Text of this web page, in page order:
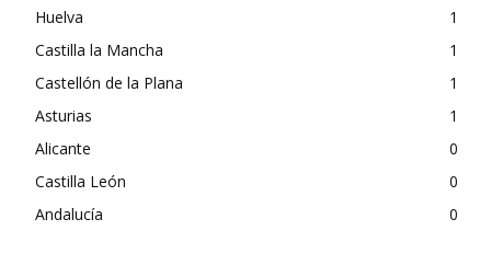
Huelva
1
Castilla la Mancha
1
Castellón de la Plana
1
Asturias
1
Alicante
0
Castilla León
0
Andalucía
0